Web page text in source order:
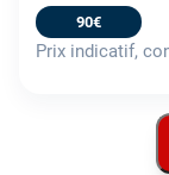
90€
Prix indicatif,